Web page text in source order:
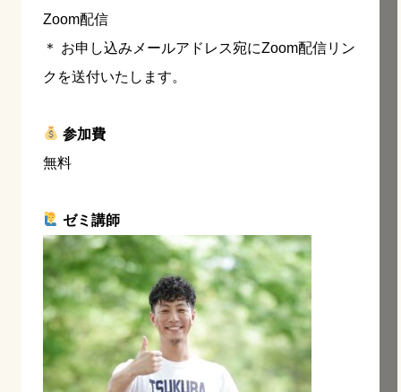
Zoom配信
＊ お申し込みメールアドレス宛にZoom配信リン
クを送付いたします。
参加費
無料
ゼミ講師